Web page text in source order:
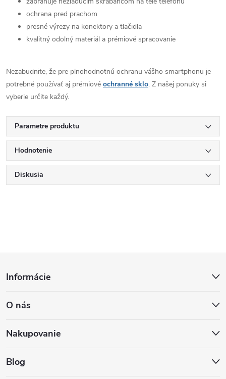
ochrana pred prachom
presné výrezy na konektory a tlačidla
kvalitný odolný materiál a prémiové spracovanie
Nezabudnite, že pre plnohodnotnú ochranu vášho smartphonu je
potrebné používať aj prémiové ochranné sklo. Z našej ponuky si
vyberie určite každý.
Parametre produktu
Hodnotenie
Diskusia
p
ä
Informácie
O nás
Nakupovanie
Blog